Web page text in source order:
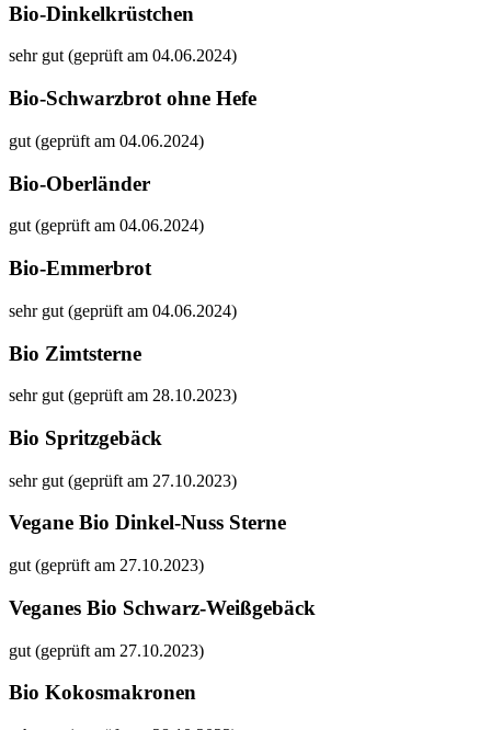
Bio-Dinkelkrüstchen
sehr gut (geprüft am 04.06.2024)
Bio-Schwarzbrot ohne Hefe
gut (geprüft am 04.06.2024)
Bio-Oberländer
gut (geprüft am 04.06.2024)
Bio-Emmerbrot
sehr gut (geprüft am 04.06.2024)
Bio Zimtsterne
sehr gut (geprüft am 28.10.2023)
Bio Spritzgebäck
sehr gut (geprüft am 27.10.2023)
Vegane Bio Dinkel-Nuss Sterne
gut (geprüft am 27.10.2023)
Veganes Bio Schwarz-Weißgebäck
gut (geprüft am 27.10.2023)
Bio Kokosmakronen